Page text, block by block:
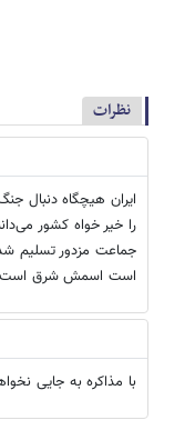
نظرات
ایران هیچگاه دنبال
را خیر خواه کشور
جماعت مزدور تسلیم
است اسمش شرق است
با مذاکره به جایی